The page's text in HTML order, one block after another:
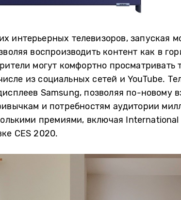
интерьерных телевизоров, запуская
воспроизводить контент как в
могут комфортно просматривать
из социальных сетей и YouTube.
Samsung, позволяя по-новому
и потребностям аудитории
премиями, включая
CES 2020.